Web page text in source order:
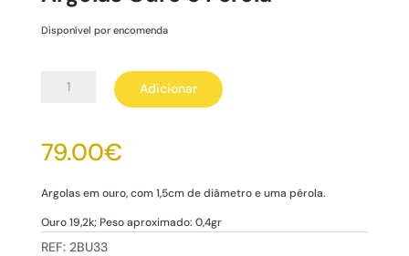
Disponível por encomenda
Quantidade
e
Adicionar
79.00€
Argolas em ouro, com 1,5cm de diâmetro e uma pérola.
Ouro 19,2k; Peso aproximado: 0,4gr
REF: 2BU33